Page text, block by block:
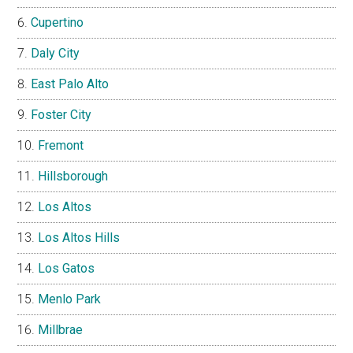
Cupertino
Daly City
East Palo Alto
Foster City
Fremont
Hillsborough
Los Altos
Los Altos Hills
Los Gatos
Menlo Park
Millbrae